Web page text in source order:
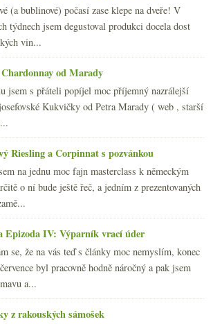
(a bublinové) počasí zase klepe na dveře! V
týdnech jsem degustoval produkci docela dost
vin...
od Marady
jsem s přáteli popíjel moc příjemný nazrálejší
Kukvičky od Petra Marady ( web , starší
Riesling a Corpinnat s pozvánkou
na jednu moc fajn masterclass k německým
o ní bude ještě řeč, a jedním z prezentovaných
Epizoda IV: Výparník vrací úder
se, že na vás teď s články moc nemyslím, konec
byl pracovně hodně náročný a pak jsem
a...
z rakouských sámošek